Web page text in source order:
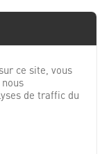
ce site, vous
de traffic du